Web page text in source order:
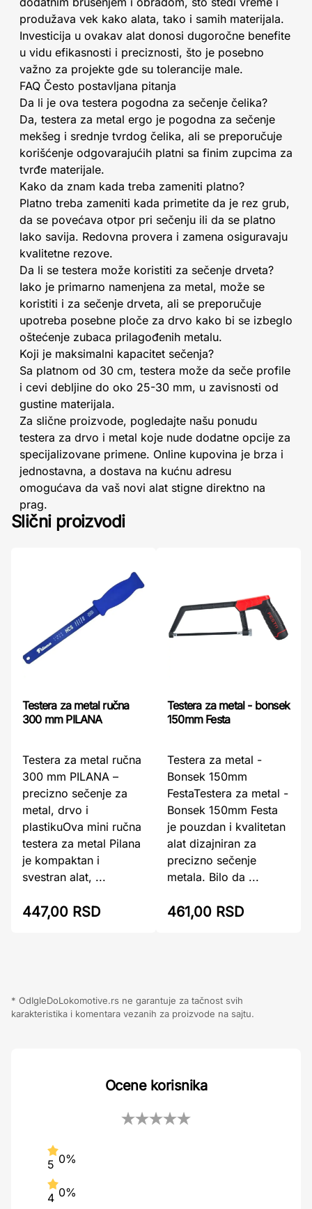
produžava vek kako alata, tako i samih materijala.
Investicija u ovakav alat donosi dugoročne benefite
u vidu efikasnosti i preciznosti, što je posebno
važno za projekte gde su tolerancije male.
FAQ Često postavljana pitanja
Da li je ova testera pogodna za sečenje čelika?
Da, testera za metal ergo je pogodna za sečenje
mekšeg i srednje tvrdog čelika, ali se preporučuje
korišćenje odgovarajućih platni sa finim zupcima za
tvrđe materijale.
Kako da znam kada treba zameniti platno?
Platno treba zameniti kada primetite da je rez grub,
da se povećava otpor pri sečenju ili da se platno
lako savija. Redovna provera i zamena osiguravaju
kvalitetne rezove.
Da li se testera može koristiti za sečenje drveta?
Iako je primarno namenjena za metal, može se
koristiti i za sečenje drveta, ali se preporučuje
upotreba posebne ploče za drvo kako bi se izbeglo
oštećenje zubaca prilagođenih metalu.
Koji je maksimalni kapacitet sečenja?
Sa platnom od 30 cm, testera može da seče profile
i cevi debljine do oko 25-30 mm, u zavisnosti od
gustine materijala.
Za slične proizvode, pogledajte našu ponudu
testera za drvo i metal koje nude dodatne opcije za
specijalizovane primene. Online kupovina je brza i
jednostavna, a dostava na kućnu adresu
omogućava da vaš novi alat stigne direktno na
prag.
Slični proizvodi
Testera za metal ručna
300 mm PILANA
Testera za metal ručna
300 mm PILANA –
precizno sečenje za
metal, drvo i
plastikuOva mini ručna
testera za metal Pilana
je kompaktan i
svestran alat, ...
447,00 RSD
Testera za metal - bonsek
150mm Festa
Testera za metal -
Bonsek 150mm
FestaTestera za metal -
Bonsek 150mm Festa
je pouzdan i kvalitetan
alat dizajniran za
precizno sečenje
metala. Bilo da ...
461,00 RSD
* OdIgleDoLokomotive.rs ne garantuje za tačnost svih
karakteristika i komentara vezanih za proizvode na sajtu.
Ocene korisnika
5 0%
4 0%